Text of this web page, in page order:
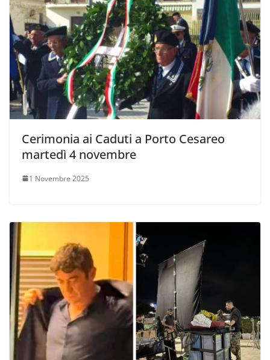
Cerimonia ai Caduti a Porto Cesareo
martedì 4 novembre
1 Novembre 2025